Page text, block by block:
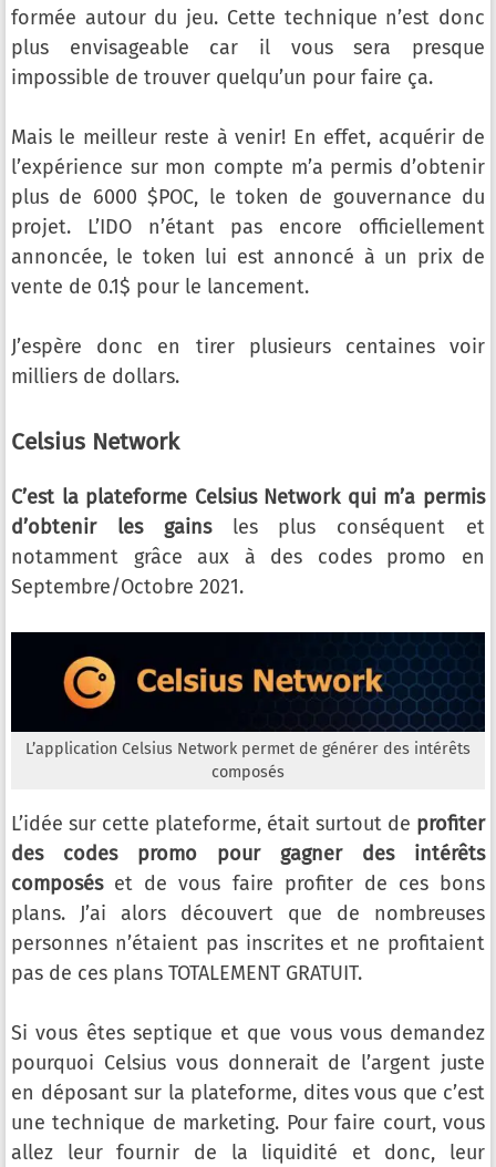
formée autour du jeu. Cette technique n’est donc
plus envisageable car il vous sera presque
impossible de trouver quelqu’un pour faire ça.
Mais le meilleur reste à venir! En effet, acquérir de
l’expérience sur mon compte m’a permis d’obtenir
plus de 6000 $POC, le token de gouvernance du
projet. L’IDO n’étant pas encore officiellement
annoncée, le token lui est annoncé à un prix de
vente de 0.1$ pour le lancement.
J’espère donc en tirer plusieurs centaines voir
milliers de dollars.
Celsius Network
C’est la plateforme Celsius Network qui m’a permis
d’obtenir les gainsles plus conséquent et
notamment grâce aux à des codes promo en
Septembre/Octobre 2021.
L’application Celsius Network permet de générer des intérêts
composés
L’idée sur cette plateforme, était surtout de profiter
des codes promo pour gagner des intérêts
composéset de vous faire profiter de ces bons
plans. J’ai alors découvert que de nombreuses
personnes n’étaient pas inscrites et ne profitaient
pas de ces plans TOTALEMENT GRATUIT.
Si vous êtes septique et que vous vous demandez
pourquoi Celsius vous donnerait de l’argent juste
en déposant sur la plateforme, dites vous que c’est
une technique de marketing. Pour faire court, vous
allez leur fournir de la liquidité et donc, leur